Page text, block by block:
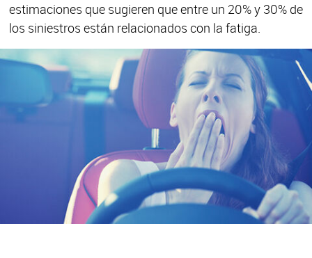
estimaciones que sugieren que entre un 20% y 30% de
los siniestros están relacionados con la fatiga.